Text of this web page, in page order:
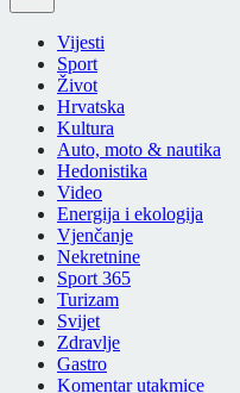
Vijesti
Sport
Život
Hrvatska
Kultura
Auto, moto & nautika
Hedonistika
Video
Energija i ekologija
Vjenčanje
Nekretnine
Sport 365
Turizam
Svijet
Zdravlje
Gastro
Komentar utakmice